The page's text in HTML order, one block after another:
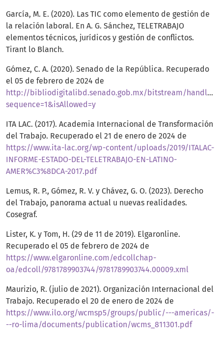
García, M. E. (2020). Las TIC como elemento de gestión de
la relación laboral. En A. G. Sánchez, TELETRABAJO
elementos técnicos, jurídicos y gestión de conflictos.
Tirant lo Blanch.
Gómez, C. A. (2020). Senado de la República. Recuperado
el 05 de febrero de 2024 de
http://bibliodigitalibd.senado.gob.mx/bitstream/handle/
sequence=1&isAllowed=y
ITA LAC. (2017). Academia Internacional de Transformación
del Trabajo. Recuperado el 21 de enero de 2024 de
https://www.ita-lac.org/wp-content/uploads/2019/ITALAC-
INFORME-ESTADO-DEL-TELETRABAJO-EN-LATINO-
AMER%C3%8DCA-2017.pdf
Lemus, R. P., Gómez, R. V. y Chávez, G. O. (2023). Derecho
del Trabajo, panorama actual u nuevas realidades.
Cosegraf.
Lister, K. y Tom, H. (29 de 11 de 2019). Elgaronline.
Recuperado el 05 de febrero de 2024 de
https://www.elgaronline.com/edcollchap-
oa/edcoll/9781789903744/9781789903744.00009.xml
Maurizio, R. (julio de 2021). Organización Internacional del
Trabajo. Recuperado el 20 de enero de 2024 de
https://www.ilo.org/wcmsp5/groups/public/---americas/-
--ro-lima/documents/publication/wcms_811301.pdf